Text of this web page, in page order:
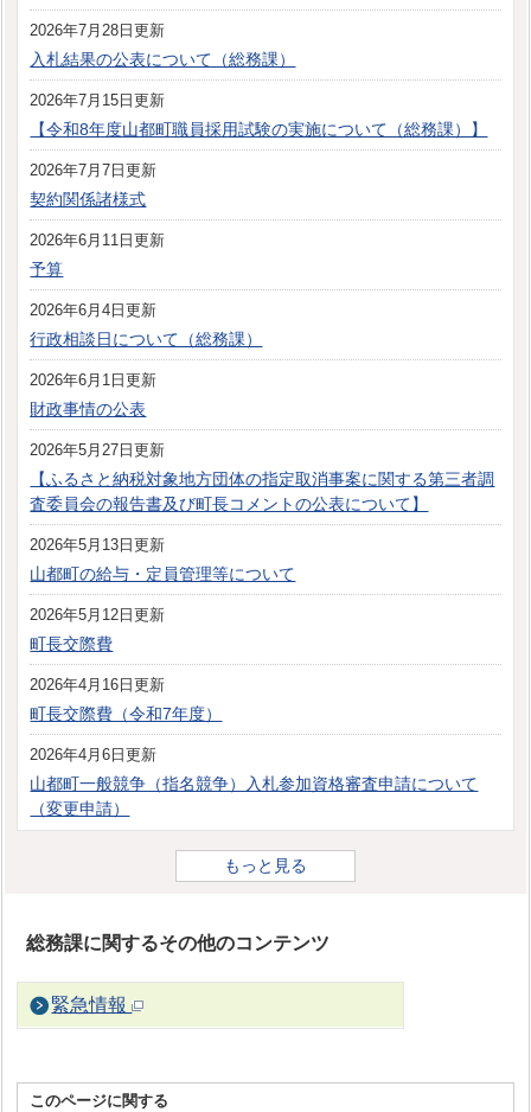
2026年7月28日更新
入札結果の公表について（総務課）
2026年7月15日更新
【令和8年度山都町職員採用試験の実施について（総務課）】
2026年7月7日更新
契約関係諸様式
2026年6月11日更新
予算
2026年6月4日更新
行政相談日について（総務課）
2026年6月1日更新
財政事情の公表
2026年5月27日更新
【ふるさと納税対象地方団体の指定取消事案に関する第三者調
査委員会の報告書及び町長コメントの公表について】
2026年5月13日更新
山都町の給与・定員管理等について
2026年5月12日更新
町長交際費
2026年4月16日更新
町長交際費（令和7年度）
2026年4月6日更新
山都町一般競争（指名競争）入札参加資格審査申請について
（変更申請）
もっと見る
総務課に関するその他のコンテンツ
緊急情報
このページに関する